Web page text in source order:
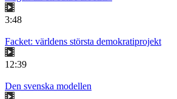
3:48
Facket: världens största demokratiprojekt
12:39
Den svenska modellen